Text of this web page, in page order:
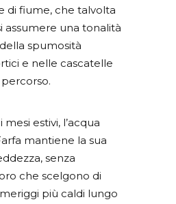
di fiume, che talvolta
assumere una tonalità
spumosità
e nelle cascatelle
estivi, l’acqua
mantiene la sua
senza
che scelgono di
più caldi lungo